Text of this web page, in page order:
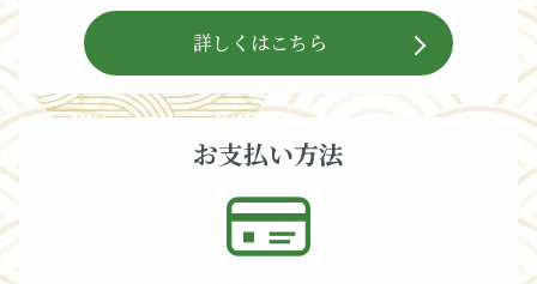
詳しくはこちら
お支払い方法